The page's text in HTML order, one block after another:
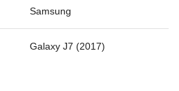
Samsung
Galaxy J7 (2017)